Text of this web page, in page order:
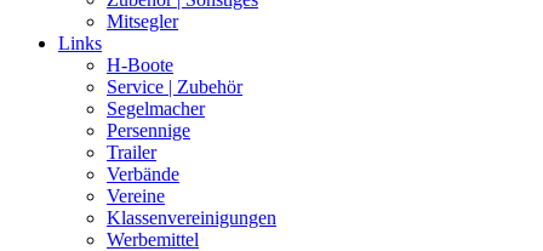
Mitsegler
Links
H-Boote
Service | Zubehör
Segelmacher
Persennige
Trailer
Verbände
Vereine
Klassenvereinigungen
Werbemittel